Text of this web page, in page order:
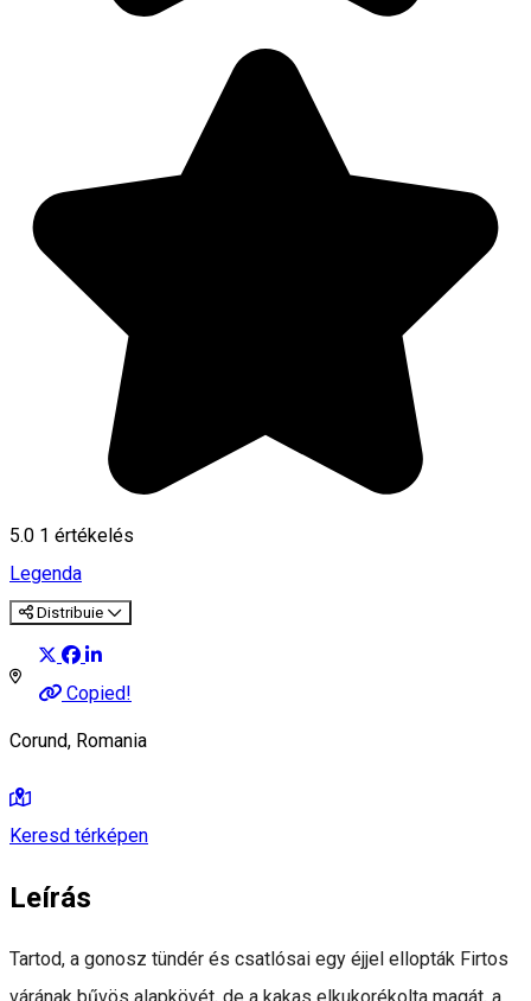
5.0 1 értékelés
Legenda
Distribuie
Copied!
Corund, Romania
Keresd térképen
Leírás
Tartod, a gonosz tündér és csatlósai egy éjjel ellopták Firtos
várának bűvös alapkövét, de a kakas elkukorékolta magát, a